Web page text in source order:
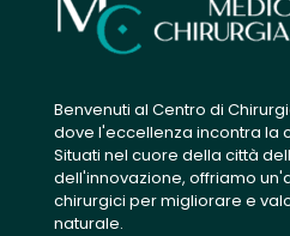
Benvenuti al Centro di
dove l'eccellenza incontra la
Situati nel cuore della città
dell'innovazione, offriamo
chirurgici per migliorare e
naturale.